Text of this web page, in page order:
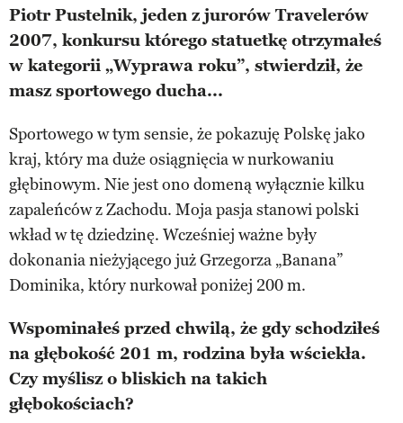
Piotr Pustelnik, jeden z jurorów Travelerów
2007, konkursu którego statuetkę otrzymałeś
w kategorii „Wyprawa roku”, stwierdził, że
masz sportowego ducha...
Sportowego w tym sensie, że pokazuję Polskę jako
kraj, który ma duże osiągnięcia w nurkowaniu
głębinowym. Nie jest ono domeną wyłącznie kilku
zapaleńców z Zachodu. Moja pasja stanowi polski
wkład w tę dziedzinę. Wcześniej ważne były
dokonania nieżyjącego już Grzegorza „Banana”
Dominika, który nurkował poniżej 200 m.
Wspominałeś przed chwilą, że gdy schodziłeś
na głębokość 201 m, rodzina była wściekła.
Czy myślisz o bliskich na takich
głębokościach?